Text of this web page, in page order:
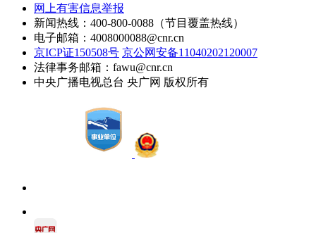
网上有害信息举报
新闻热线：400-800-0088（节目覆盖热线）
电子邮箱：4008000088@cnr.cn
京ICP证150508号 京公网安备11040202120007
法律事务邮箱：fawu@cnr.cn
中央广播电视总台 央广网 版权所有